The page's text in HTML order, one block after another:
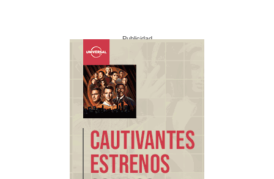
Publicidad